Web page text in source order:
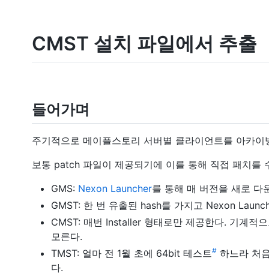
CMST 설치 파일에서 추출
들어가며
주기적으로 메이플스토리 서버별 클라이언트를 아카
보통 patch 파일이 제공되기에 이를 통해 직접 패치를
GMS: Nexon Launcher를 통해 매 버전을 새로 다
GMST: 한 번 유출된 hash를 가지고 Nexon
CMST: 매번 Installer 형태로만 제공한다. 기계적
모른다.
TMST: 얼마 전 1월 초에 64bit 테스트# 하느라 처
다.